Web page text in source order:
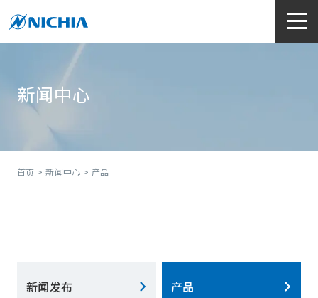
新闻中心
首页 >新闻中心 > 产品
新闻发布 产品